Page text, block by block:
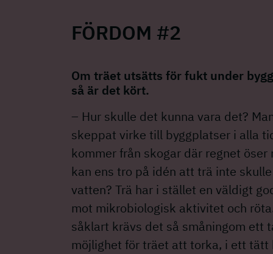
FÖRDOM #2
Om träet utsätts för fukt under
så är det kört.
– Hur skulle det kunna vara det?
skeppat virke till byggplatser i alla
kommer från skogar där regnet öser
kan ens tro på idén att trä inte
vatten? Trä har i stället en väldigt
mot mikrobiologisk aktivitet och
såklart krävs det så småningom ett
möjlighet för träet att torka, i ett tätt